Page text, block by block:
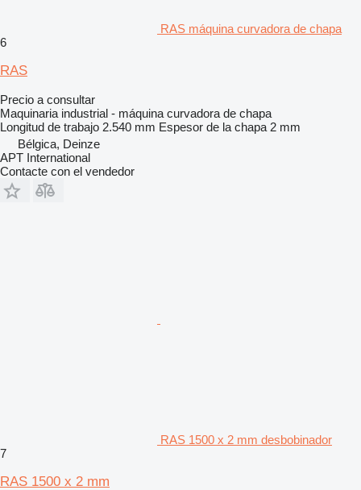
RAS máquina curvadora de chapa
6
RAS
Precio a consultar
Maquinaria industrial - máquina curvadora de chapa
Longitud de trabajo 2.540 mm Espesor de la chapa 2 mm
Bélgica, Deinze
APT International
Contacte con el vendedor
RAS 1500 x 2 mm desbobinador
7
RAS 1500 x 2 mm